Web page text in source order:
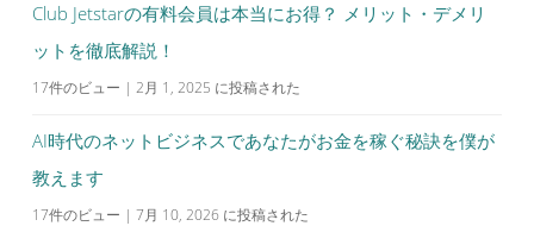
Club Jetstarの有料会員は本当にお得？ メリット・デメリ
ットを徹底解説！
17件のビュー | 2月 1, 2025 に投稿された
AI時代のネットビジネスであなたがお金を稼ぐ秘訣を僕が
教えます
17件のビュー | 7月 10, 2026 に投稿された